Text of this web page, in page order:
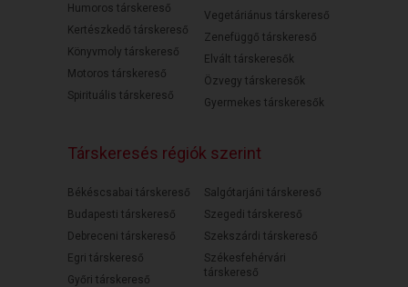
Humoros társkereső
Kertészkedő társkereső
Könyvmoly társkereső
Motoros társkereső
Spirituális társkereső
Vegetáriánus társkereső
Zenefüggő társkereső
Elvált társkeresők
Özvegy társkeresők
Gyermekes társkeresők
Társkeresés régiók szerint
Békéscsabai társkereső
Budapesti társkereső
Debreceni társkereső
Egri társkereső
Győri társkereső
Salgótarjáni társkereső
Szegedi társkereső
Szekszárdi társkereső
Székesfehérvári
társkereső